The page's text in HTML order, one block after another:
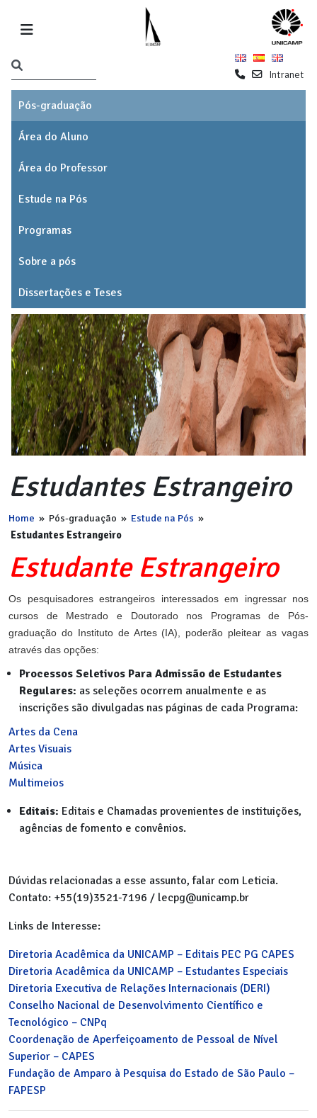
Intranet
Pós-graduação
Área do Aluno
Área do Professor
Estude na Pós
Programas
Sobre a pós
Dissertações e Teses
Estudantes Estrangeiro
Home » Pós-graduação » Estude na Pós »
Estudantes Estrangeiro
Estudante Estrangeiro
Os pesquisadores estrangeiros interessados em ingressar nos
cursos de Mestrado e Doutorado nos Programas de Pós-
graduação do Instituto de Artes (IA), poderão pleitear as vagas
através das opções:
Processos Seletivos Para Admissão de Estudantes
Regulares: as seleções ocorrem anualmente e as
inscrições são divulgadas nas páginas de cada Programa:
Artes da Cena
Artes Visuais
Música
Multimeios
Editais: Editais e Chamadas provenientes de instituições,
agências de fomento e convênios.
Dúvidas relacionadas a esse assunto, falar com Leticia.
Contato: +55(19)3521-7196 / lecpg@unicamp.br
Links de Interesse:
Diretoria Acadêmica da UNICAMP – Editais PEC PG CAPES
Diretoria Acadêmica da UNICAMP – Estudantes Especiais
Diretoria Executiva de Relações Internacionais (DERI)
Conselho Nacional de Desenvolvimento Científico e
Tecnológico – CNPq
Coordenação de Aperfeiçoamento de Pessoal de Nível
Superior – CAPES
Fundação de Amparo à Pesquisa do Estado de São Paulo –
FAPESP